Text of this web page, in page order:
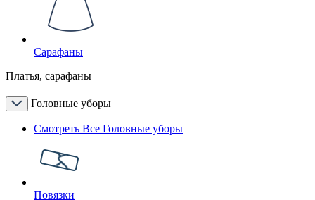
Сарафаны
Платья, сарафаны
Головные уборы
Смотреть Все Головные уборы
Повязки